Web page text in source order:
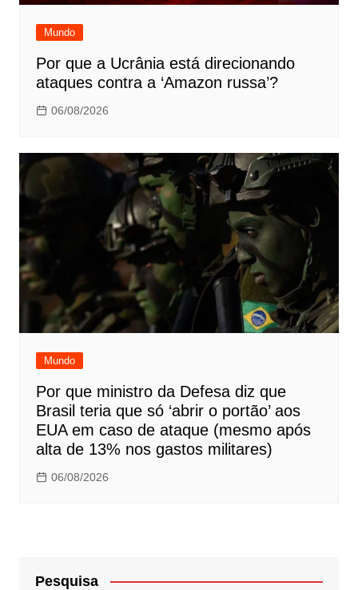
Mundo
Por que a Ucrânia está direcionando
ataques contra a ‘Amazon russa’?
06/08/2026
Mundo
Por que ministro da Defesa diz que
Brasil teria que só ‘abrir o portão’ aos
EUA em caso de ataque (mesmo após
alta de 13% nos gastos militares)
06/08/2026
Pesquisa